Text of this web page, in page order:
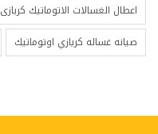
اعطال الغسالات الاتوماتيك كريازى
صيانه غساله كريازي اوتوماتيك